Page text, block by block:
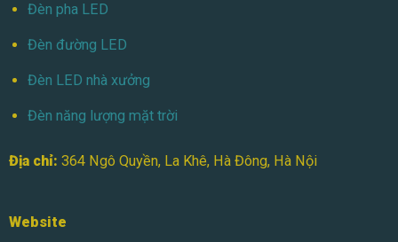
Đèn pha LED
Đèn đường LED
Đèn LED nhà xưởng
Đèn năng lượng mặt trời
Địa chỉ: 364 Ngô Quyền, La Khê, Hà Đông, Hà Nội
Website